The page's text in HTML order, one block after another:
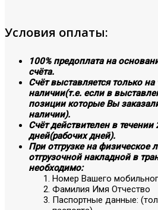
Условия оплаты:
100% предоплата на
счёта.
Счёт выставляется только
наличии(т.е. если в
позиции которые Вы
наличии).
Счёт действителен в течении
дней(рабочих дней).
При отгрузке на физическое
отгрузочной накладной в
необходимо:
Номер Вашего
Фамилия Имя Отчество
Паспортные данные: